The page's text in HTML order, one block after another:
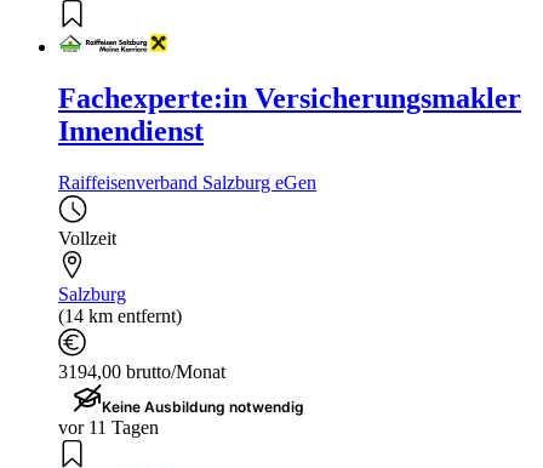
Fachexperte:in Versicherungsmakler
Innendienst
Raiffeisenverband Salzburg eGen
Vollzeit
Salzburg
(14 km entfernt)
3194,00 brutto/Monat
Keine Ausbildung notwendig
vor 11 Tagen